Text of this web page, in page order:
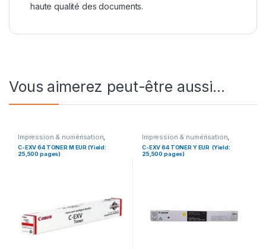
haute qualité des documents.
Vous aimerez peut-être aussi…
Impression & numérisation
Consommable
C-EXV 64 TONER M EUR (Yield:
25,500 pages)
Impression & numérisation
Impression
C-EXV 64 TONER Y EUR (Yield:
25,500 pages)